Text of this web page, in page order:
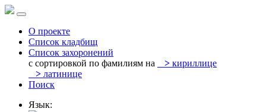
О проекте
Список кладбищ
Список захоронений
с сортировкой по фамилиям на
> кириллице
> латинице
Поиск
Язык: